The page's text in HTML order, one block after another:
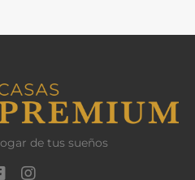
de tus sueños